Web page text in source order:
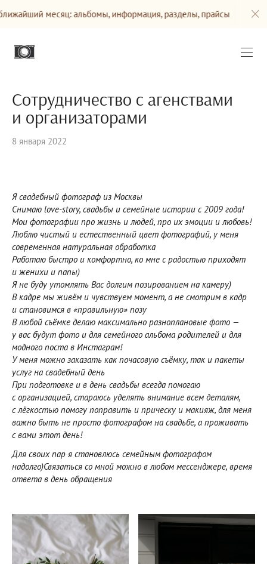
месяц: альбомы, информация, разделы, прайсы Сайт
Сотрудничество с агенствами
и организаторами
8 января 2022
Я свадебный фотограф из Москвы
Снимаю love-story, свадьбы и семейные истории с 2009 года!
Мои фотографии про жизнь и людей, про их эмоции и любовь!
Люблю чистый и естественный цвет фотографий, у меня
современная натуральная обработка
Работаю быстро и комфортно, ко мне с радостью приходят
и женихи и папы)
Я не буду утомлять Вас долгим позированием на камеру)
В кадре мы живём и чувствуем момент, а не смотрим в кадр
и становимся в «правильную» позу
В любой съёмке делаю максимально разноплановые фото —
у вас будут фото и для семейного альбома родителей и для
модного поста в Инстаграм!
У меня можно заказать как почасовую съёмку, так и пакеты
услуг на свадебный день
При подготовке и в день свадьбы всегда помогаю
с организацией, стараюсь уделять внимание всем деталям,
с лёгкостью помогу поправить и прическу и макияж, для меня
важно быть не просто фотографом на свадьбе, а проживать
с вами этот день!
Для своих пар я становлюсь семейным фотографом
надолго)Связаться со мной можно в любом мессенджере, время
ответа в день обращения